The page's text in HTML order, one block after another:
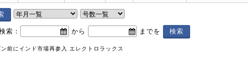
索： から までを
前にインド市場再参入 エレクトロラックス